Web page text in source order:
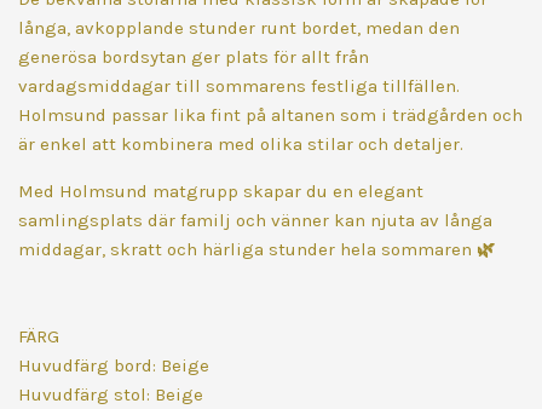
långa, avkopplande stunder runt bordet, medan den
generösa bordsytan ger plats för allt från
vardagsmiddagar till sommarens festliga tillfällen.
Holmsund passar lika fint på altanen som i trädgården och
är enkel att kombinera med olika stilar och detaljer.
Med Holmsund matgrupp skapar du en elegant
samlingsplats där familj och vänner kan njuta av långa
middagar, skratt och härliga stunder hela sommaren 🌿
FÄRG
Huvudfärg bord: Beige
Huvudfärg stol: Beige